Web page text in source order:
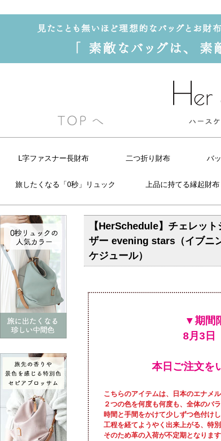
L字ファスナー長財布 二つ折り財布 バ
旅したくなる「0秒」リュック 上品に持てる縁起財布
【HerSchedule】チェレッ
ザー evening stars（イブニ
ケジュール）
本日ご注文を
こちらのアイテムは、日本のエナメ
２つの色を何度も何度も、全体のバ
時間と手間をかけて少しずつ色付け
工程を経てようやく出来上がる、特
そのため革の入荷が不定期となりま